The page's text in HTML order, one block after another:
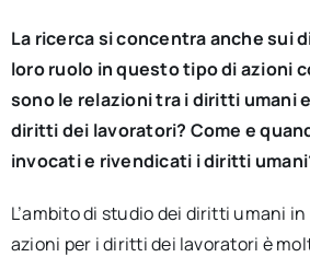
La ricerca si concentra anche sui
loro ruolo in questo tipo di azioni
sono le relazioni tra i diritti umani
diritti dei lavoratori? Come e
invocati e rivendicati i diritti
L’ambito di studio dei diritti umani
azioni per i diritti dei lavoratori è